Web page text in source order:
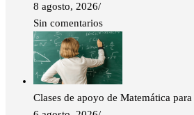
8 agosto, 2026/
Sin comentarios
Clases de apoyo de Matemática